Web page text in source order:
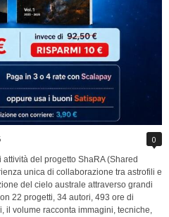
0
del progetto ShaRA (Shared
unica di collaborazione tra astrofili e
del cielo australe attraverso grandi
22 progetti, 34 autori, 493 ore di
il volume racconta immagini, tecniche,